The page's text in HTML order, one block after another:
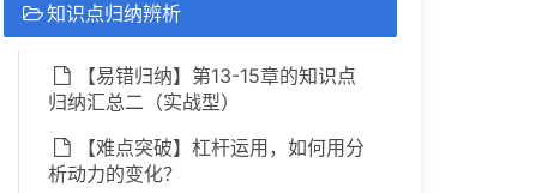
知识点归纳辨析
【易错归纳】第13-15章的知识点
归纳汇总二（实战型）
【难点突破】杠杆运用，如何用分
析动力的变化？